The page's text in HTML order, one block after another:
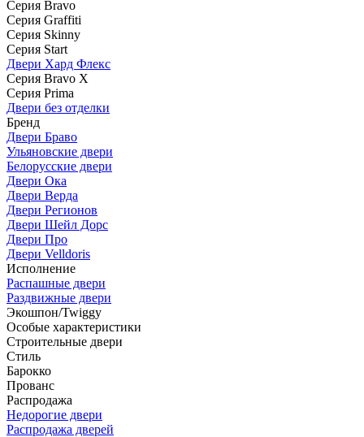
Серия Bravo
Серия Graffiti
Серия Skinny
Серия Start
Двери Хард Флекс
Серия Bravo X
Серия Prima
Двери без отделки
Бренд
Двери Браво
Ульяновские двери
Белорусские двери
Двери Ока
Двери Верда
Двери Регионов
Двери Шейл Дорс
Двери Про
Двери Velldoris
Исполнение
Распашные двери
Раздвижные двери
Экошпон/Twiggy
Особые характеристики
Строительные двери
Стиль
Барокко
Прованс
Распродажа
Недорогие двери
Распродажа дверей